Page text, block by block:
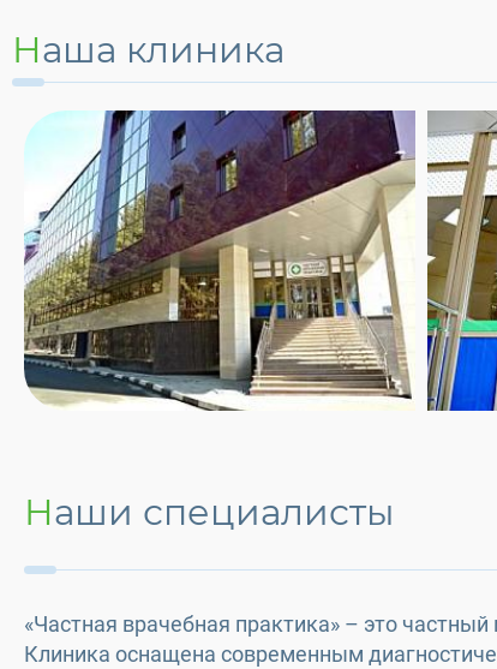
Наша клиника
Наши специалисты
«Частная врачебная практика» – это
Клиника оснащена современным